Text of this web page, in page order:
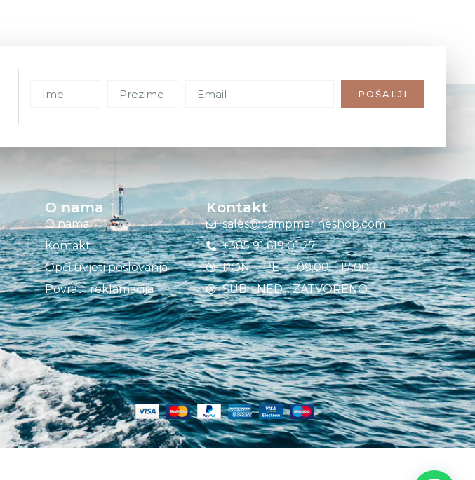
POŠALJI
O nama
O nama
Kontakt
Opći uvjeti poslovanja
Povrat i reklamacija
Kontakt
sales@campmarineshop.com
+385 91 619 01 27
PON. – PET. : 09:00 – 17:00
SUB. i NED. : ZATVORENO